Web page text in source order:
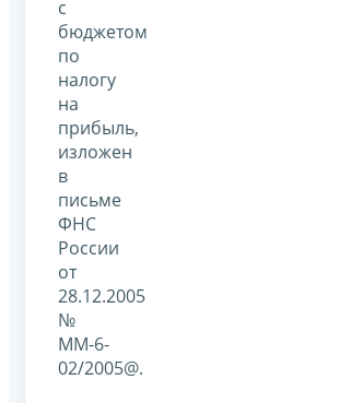
с
бюджетом
по
налогу
на
прибыль,
изложен
в
письме
ФНС
России
от
28.12.2005
№
ММ-6-
02/2005@.